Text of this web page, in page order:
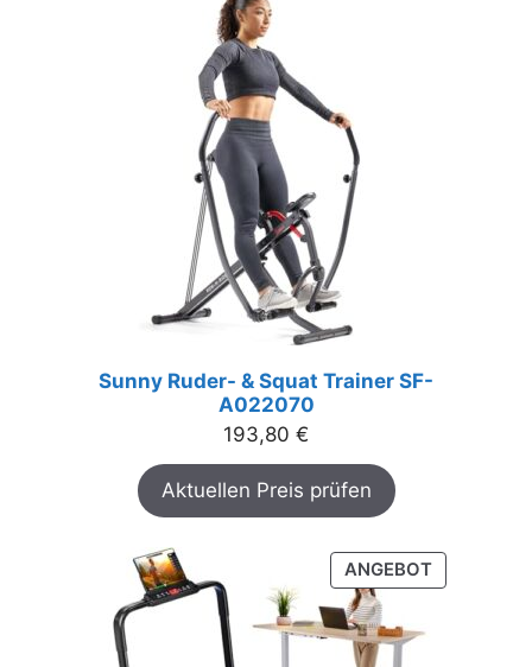
Sunny Ruder- & Squat Trainer SF-
A022070
193,80 €
Aktuellen Preis prüfen
ANGEBOTPRODUKT
IM